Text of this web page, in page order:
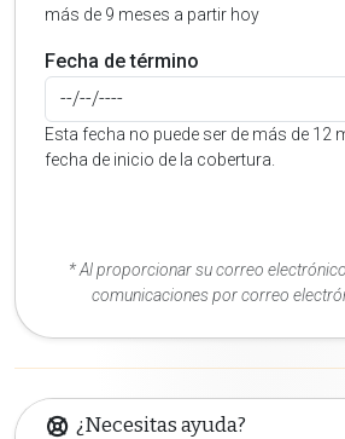
más de 9 meses a partir hoy
Fecha de término
Esta fecha no puede ser de más de 12
fecha de inicio de la cobertura.
* Al proporcionar su correo
comunicaciones por correo
¿Necesitas ayuda?